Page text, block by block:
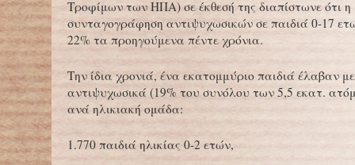
Τροφίμων των ΗΠΑ) σε έκθεσή της διαπίστωνε ότι η
συνταγογράφηση αντιψυχωσικών σε παιδιά 0-17
22% τα προηγούμενα πέντε χρόνια.
Την ίδια χρονιά, ένα εκατομμύριο παιδιά έλαβαν
αντιψυχωσικά (19% του συνόλου των 5,5 εκατ.
ανά ηλικιακή ομάδα:
1.770 παιδιά ηλικίας 0-2 ετών,